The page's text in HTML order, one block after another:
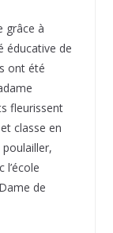
grâce à
éducative de
ont été
fleurissent
classe en
de